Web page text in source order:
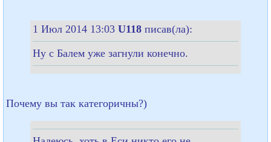
1 Июл 2014 13:03 U118 писав(ла):
Ну с Балем уже загнули конечно.
Почему вы так категоричны?)